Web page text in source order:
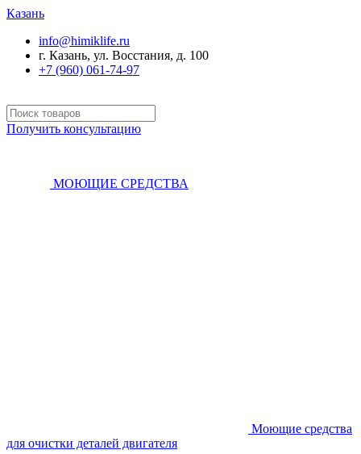
Казань
info@himiklife.ru
г. Казань, ул. Восстания, д. 100
+7 (960) 061-74-97
Получить консультацию
МОЮЩИЕ СРЕДСТВА
Моющие средства
для очистки деталей двигателя